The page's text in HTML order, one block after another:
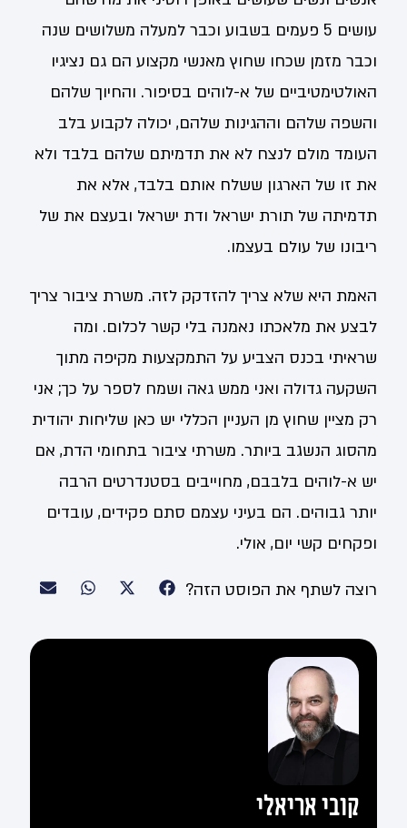
עושים 5 פעמים בשבוע וכבר למעלה משלושים שנה
וכבר מזמן שכחו שחוץ מאנשי מקצוע הם גם נציגיו
האולטימטיביים של א-לוהים בסיפור. והחיוך שלהם
והשפה שלהם וההגינות שלהם, יכולה לקבוע בלב
העומד מולם לנצח לא את תדמיתם שלהם בלבד ולא
את זו של הארגון ששלח אותם בלבד, אלא את
תדמיתה של תורת ישראל ודת ישראל ובעצם את של
ריבונו של עולם בעצמו.
האמת היא שלא צריך להזדקק לזה. משרת ציבור צריך
לבצע את מלאכתו נאמנה בלי קשר לכלום. ומה
שראיתי בכנס הצביע על התמקצעות מקיפה מתוך
השקעה גדולה ואני ממש גאה ושמח לספר על כך; אני
רק מציין שחוץ מן העניין הכללי יש כאן שליחות יהודית
מהסוג הנשגב ביותר. משרתי ציבור בתחומי הדת, אם
יש א-לוהים בלבבם, מחוייבים בסטנדרטים הרבה
יותר גבוהים. הם בעיני עצמם סתם פקידים, עובדים
ופקחים קשי יום, אולי.
רוצה לשתף את הפוסט הזה?
קובי אריאלי